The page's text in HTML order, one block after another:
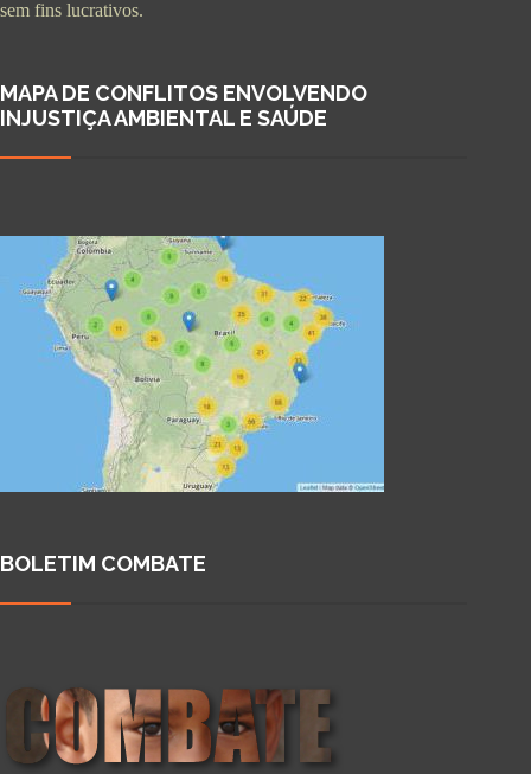
sem fins lucrativos.
MAPA DE CONFLITOS ENVOLVENDO
INJUSTIÇA AMBIENTAL E SAÚDE
BOLETIM COMBATE